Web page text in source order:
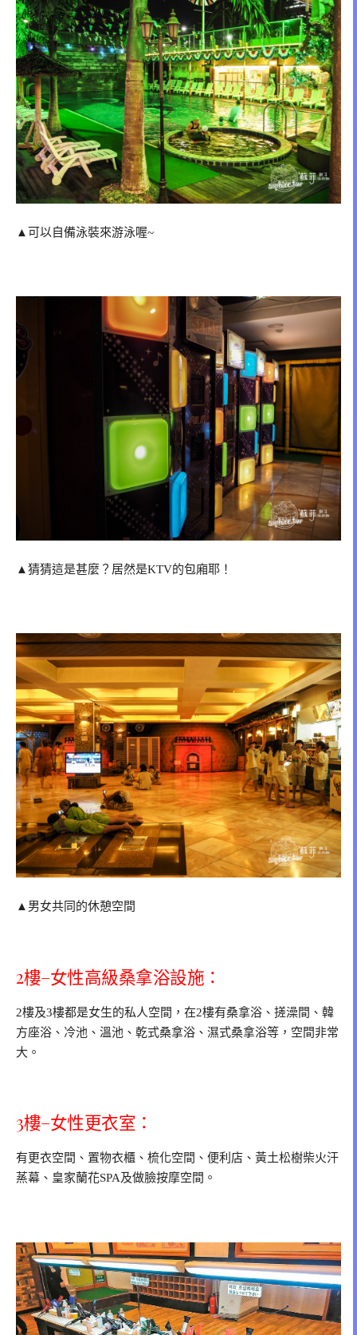
▲可以自備泳裝來游泳喔~
▲猜猜這是甚麼？居然是KTV的包廂耶！
▲男女共同的休憩空間
2樓–女性高級桑拿浴設施：
2樓及3樓都是女生的私人空間，在2樓有桑拿浴、搓澡間、韓
方座浴、冷池、溫池、乾式桑拿浴、濕式桑拿浴等，空間非常
大。
3樓–女性更衣室：
有更衣空間、置物衣櫃、梳化空間、便利店、黃土松樹柴火汗
蒸幕、皇家蘭花SPA及做臉按摩空間。